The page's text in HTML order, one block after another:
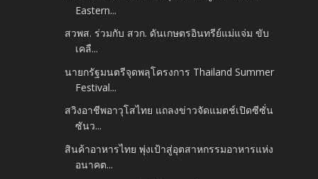
Eastern...
สวพส. ร่วมกับ สวก. ดันเกษตรอินทรีย์แม่แจ่ม ขับ
เคลื...
นายกรัฐมนตรีจุดพลุโครงการ Thailand Summer
Festival...
สวิงอาชีพอาวุโสไทย แถลงข่าวจัดแมตช์เปิดซีซั่น
ซันว...
สินค้าอาหารไทย พุ่งเป้าสู่อุตสาหกรรมอาหารแห่ง
อนาคต...